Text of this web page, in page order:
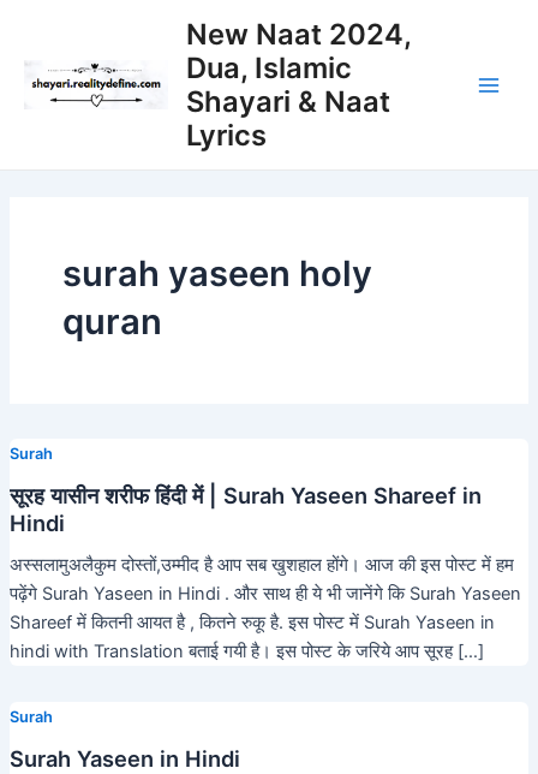
content
New Naat 2024,
Dua, Islamic
Shayari & Naat
Lyrics
surah yaseen holy
quran
Surah
सूरह यासीन शरीफ हिंदी में | Surah Yaseen Shareef in
Hindi
अस्सलामुअलैकुम दोस्तों,उम्मीद है आप सब खुशहाल होंगे। आज की इस पोस्ट में हम
पढ़ेंगे Surah Yaseen in Hindi . और साथ ही ये भी जानेंगे कि Surah Yaseen
Shareef में कितनी आयत है , कितने रुकू है. इस पोस्ट में Surah Yaseen in
hindi with Translation बताई गयी है। इस पोस्ट के जरिये आप सूरह […]
Surah
Surah Yaseen in Hindi